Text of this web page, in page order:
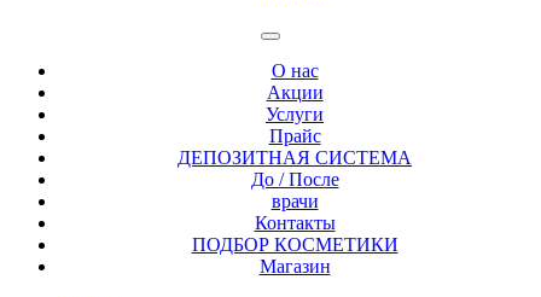
О нас
Акции
Услуги
Прайс
ДЕПОЗИТНАЯ СИСТЕМА
До / После
врачи
Контакты
ПОДБОР КОСМЕТИКИ
Магазин